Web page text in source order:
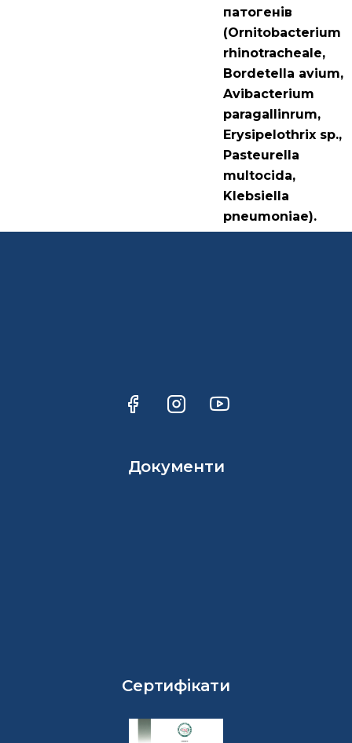
патогенів
(Ornitobacterium
rhinotracheale,
Bordetella avium,
Avibacterium
paragallinrum,
Erysipelothrix sp.,
Pasteurella
multocida,
Klebsiella
pneumoniae).
Документи
Сертифікати